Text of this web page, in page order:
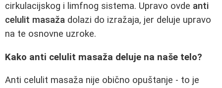
cirkulacijskog i limfnog sistema. Upravo ovde anti
celulit masaža dolazi do izražaja, jer deluje upravo
na te osnovne uzroke.
Kako anti celulit masaža deluje na naše telo?
Anti celulit masaža nije obično opuštanje - to je